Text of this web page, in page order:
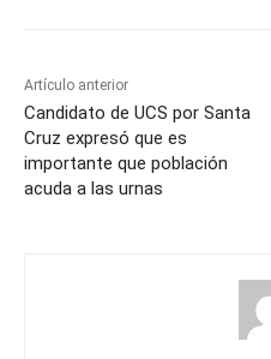
Artículo anterior
Candidato de UCS por Santa
Cruz expresó que es
importante que población
acuda a las urnas